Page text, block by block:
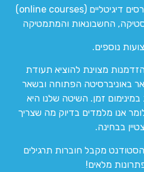
המרכז המוביל והמקצועי לקורסים דיגיטליים (online courses)
החשבונאות והמתמטיקה
נוספים.
מצוינת להוציא תעודת
באוניברסיטה הפתוחה ובשאר
זמן. השיטה שלנו היא
אנו מלמדים בדיוק מה שצריך
בבחינה.
הסטודנט מקבל חוברות תרגילים
מלאים!